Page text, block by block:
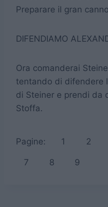
Preparare il gran
DIFENDIAMO
Ora comanderai
tentando di difendere
di Steiner e prendi da
Stoffa.
Pagine: 1 2
7 8 9